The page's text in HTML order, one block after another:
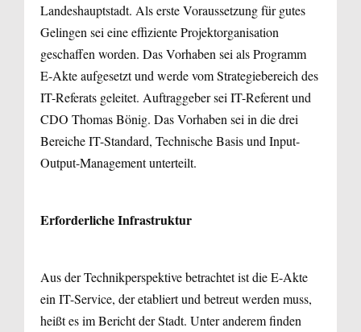
Landeshauptstadt. Als erste Voraussetzung für gutes
Gelingen sei eine effiziente Projekt­organisation
geschaffen worden. Das Vorhaben sei als Programm
E-Akte aufgesetzt und werde vom Strategiebereich des
IT-Referats geleitet. Auftraggeber sei IT-Referent und
CDO Thomas Bönig. Das Vorhaben sei in die drei
Bereiche IT-Standard, Technische Basis und Input-
Output-Management unterteilt.
Erforderliche Infrastruktur
Aus der Technikperspektive betrachtet ist die E-Akte
ein IT-Service, der etabliert und betreut werden muss,
heißt es im Bericht der Stadt. Unter anderem finden